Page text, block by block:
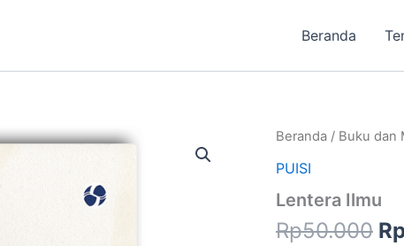
Beranda
Beranda / Buku dan
PUISI
Lentera Ilmu
Rp50.000
Kuantitas
Ilmu